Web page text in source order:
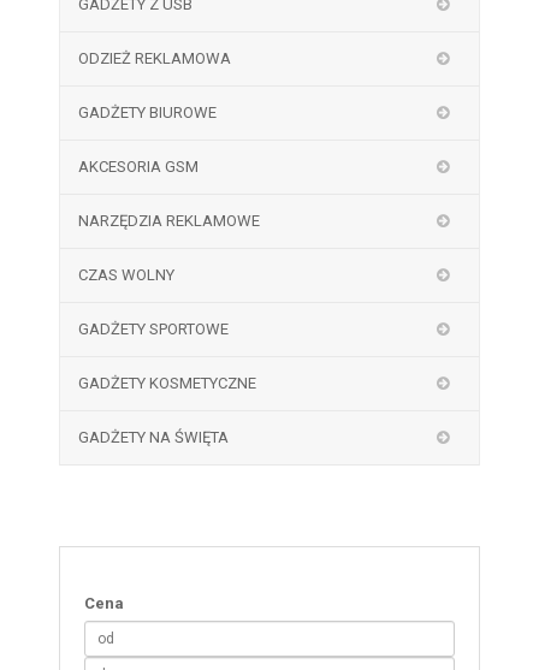
GADŻETY Z USB
ODZIEŻ REKLAMOWA
GADŻETY BIUROWE
AKCESORIA GSM
NARZĘDZIA REKLAMOWE
CZAS WOLNY
GADŻETY SPORTOWE
GADŻETY KOSMETYCZNE
GADŻETY NA ŚWIĘTA
Cena